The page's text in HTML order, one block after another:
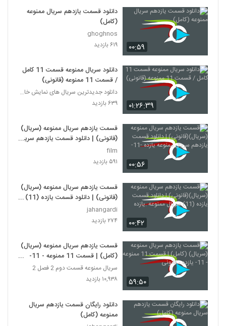
۰۰:۵۹
دانلود قسمت یازدهم سریال ممنوعه
(کامل)
ghoghnos
۶۱۹ بازدید
۰۱:۲۶:۳۹
دانلود سریال ممنوعه قسمت 11 کامل
/ قسمت 11 ممنوعه (قانونی)
دانلود جدیدترین سریال های نمایش خانگی
۶۳۹ بازدید
۰۰:۵۶
قسمت یازدهم سریال ممنوعه (سریال)
(قانونی) | دانلود قسمت یازدهم سریال
ممنوعه یازده -11-
film
۵۹۱ بازدید
۰۰:۴۲
قسمت یازدهم سریال ممنوعه (سریال)
(قانونی) | دانلود قسمت یازده (11)
سریال ممنوعه .یازده
jahangardi
۲۷۴ بازدید
۵۹:۵۰
قسمت یازدهم سریال ممنوعه (سریال)
(کامل) | قسمت 11 ممنوعه - 11-
یازده - قانونی
سریال ممنوعه قسمت دوم 2 فصل 2
۱۰,۹۳۸ بازدید
دانلود رایگان قسمت یازدهم سریال
ممنوعه (کامل)